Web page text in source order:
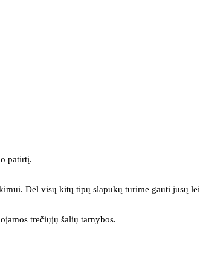
patirtį.
Dėl visų kitų tipų slapukų turime gauti jūsų
trečiųjų šalių tarnybos.